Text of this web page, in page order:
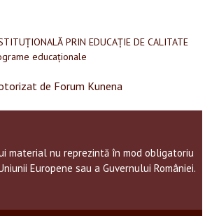
PRIN EDUCAȚIE DE CALITATE
educaționale
de Forum Kunena
material nu reprezintă în mod obligatoriu
Europene sau a Guvernului României.